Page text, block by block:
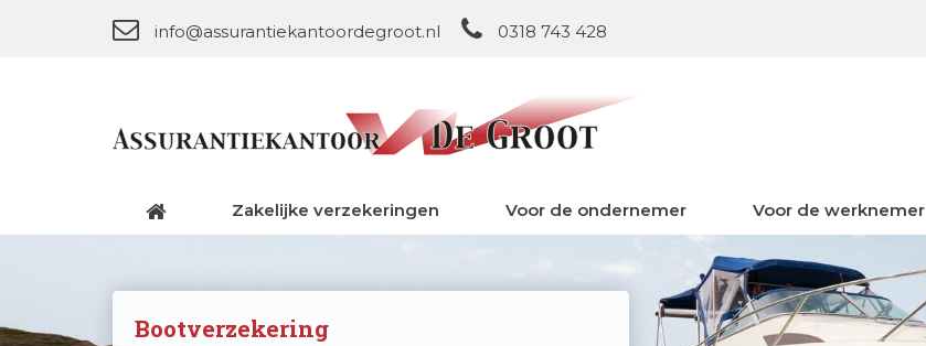
info@assurantiekantoordegroot.nl 0318 743 428
Zakelijke verzekeringen Voor de ondernemer Voor de werknemer
Bootverzekering